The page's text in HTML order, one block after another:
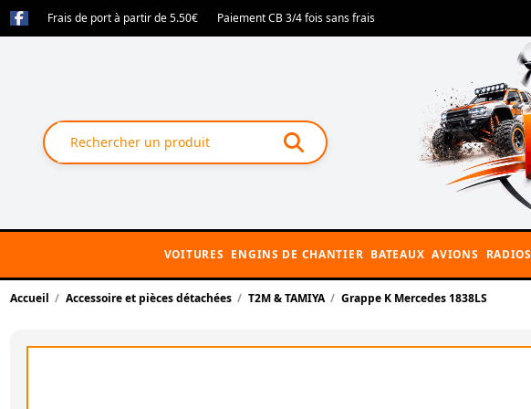
Frais de port à partir de 5.50€ Paiement CB 3/4 fois sans frais
VOITURES ENGINS DE CHANTIER BATEAUX AVIONS RADIOS
Accueil Accessoire et pièces détachées T2M & TAMIYA Grappe K Mercedes 1838LS